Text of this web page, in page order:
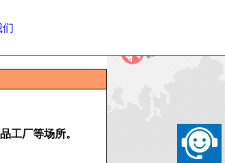
们
工厂等场所。